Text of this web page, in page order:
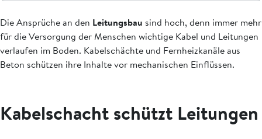
Die Ansprüche an den Leitungsbau sind hoch, denn immer mehr
für die Versorgung der Menschen wichtige Kabel und Leitungen
verlaufen im Boden. Kabelschächte und Fernheizkanäle aus
Beton schützen ihre Inhalte vor mechanischen Einflüssen.
Kabelschacht schützt Leitungen